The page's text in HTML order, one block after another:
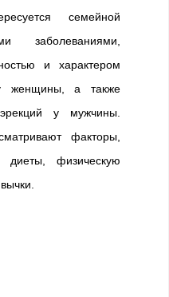
семейной
заболеваниями,
и характером
у женщины, а также
у мужчины.
факторы,
диеты, физическую